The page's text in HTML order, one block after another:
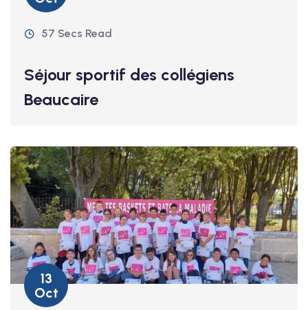
57 Secs Read
Séjour sportif des collégiens
Beaucaire
13
Oct